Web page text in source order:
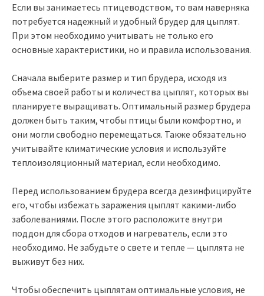
Если вы занимаетесь птицеводством, то вам наверняка
потребуется надежный и удобный брудер для цыплят.
При этом необходимо учитывать не только его
основные характеристики, но и правила использования.
Сначала выберите размер и тип брудера, исходя из
объема своей работы и количества цыплят, которых вы
планируете выращивать. Оптимальный размер брудера
должен быть таким, чтобы птицы были комфортно, и
они могли свободно перемещаться. Также обязательно
учитывайте климатические условия и используйте
теплоизоляционный материал, если необходимо.
Перед использованием брудера всегда дезинфицируйте
его, чтобы избежать заражения цыплят какими-либо
заболеваниями. После этого расположите внутри
поддон для сбора отходов и нагреватель, если это
необходимо. Не забудьте о свете и тепле — цыплята не
выживут без них.
Чтобы обеспечить цыплятам оптимальные условия, не